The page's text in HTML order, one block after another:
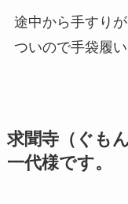
途中から手すり
ついので手袋履
求聞寺（ぐも
一代様です。